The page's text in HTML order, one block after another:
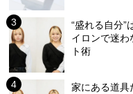
“盛れる自分
イロンで迷わ
ト術
家にある道